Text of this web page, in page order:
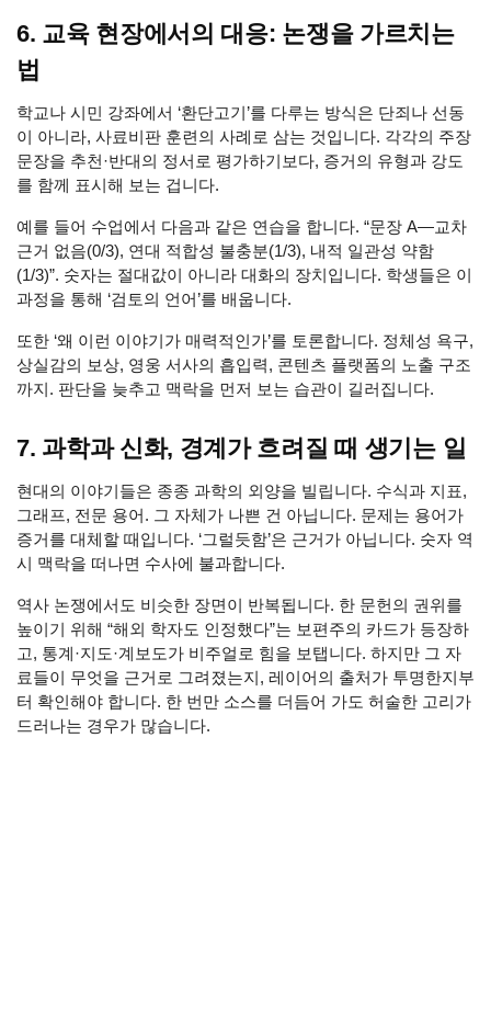
6. 교육 현장에서의 대응: 논쟁을 가르치는
법
학교나 시민 강좌에서 ‘환단고기’를 다루는 방식은 단죄나 선동
이 아니라, 사료비판 훈련의 사례로 삼는 것입니다. 각각의 주장
문장을 추천·반대의 정서로 평가하기보다, 증거의 유형과 강도
를 함께 표시해 보는 겁니다.
예를 들어 수업에서 다음과 같은 연습을 합니다. “문장 A—교차
근거 없음(0/3), 연대 적합성 불충분(1/3), 내적 일관성 약함
(1/3)”. 숫자는 절대값이 아니라 대화의 장치입니다. 학생들은 이
과정을 통해 ‘검토의 언어’를 배웁니다.
또한 ‘왜 이런 이야기가 매력적인가’를 토론합니다. 정체성 욕구,
상실감의 보상, 영웅 서사의 흡입력, 콘텐츠 플랫폼의 노출 구조
까지. 판단을 늦추고 맥락을 먼저 보는 습관이 길러집니다.
7. 과학과 신화, 경계가 흐려질 때 생기는 일
현대의 이야기들은 종종 과학의 외양을 빌립니다. 수식과 지표,
그래프, 전문 용어. 그 자체가 나쁜 건 아닙니다. 문제는 용어가
증거를 대체할 때입니다. ‘그럴듯함’은 근거가 아닙니다. 숫자 역
시 맥락을 떠나면 수사에 불과합니다.
역사 논쟁에서도 비슷한 장면이 반복됩니다. 한 문헌의 권위를
높이기 위해 “해외 학자도 인정했다”는 보편주의 카드가 등장하
고, 통계·지도·계보도가 비주얼로 힘을 보탭니다. 하지만 그 자
료들이 무엇을 근거로 그려졌는지, 레이어의 출처가 투명한지부
터 확인해야 합니다. 한 번만 소스를 더듬어 가도 허술한 고리가
드러나는 경우가 많습니다.